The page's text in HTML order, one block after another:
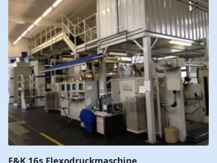
F&K 16s Flexodruckmaschine